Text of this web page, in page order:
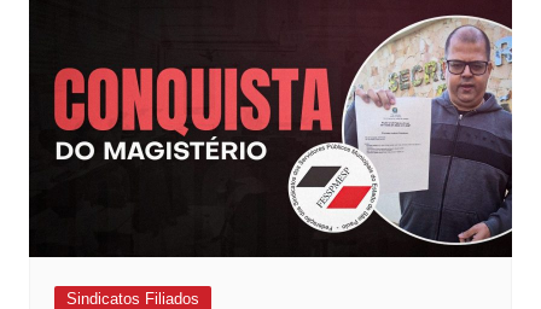
Sindicatos Filiados